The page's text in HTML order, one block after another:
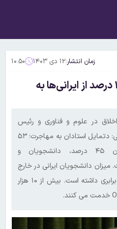
زمان انتشار:۱۲ دی ۱۴۰۳ ۱۰:۵۰
مصطفی معین: فقط ۱۶ درصد از ایرانی‌ها به
در علوم و فناوری و رئیس
همایش مهاجرت نخبگان علمی: دتمایل استادان به مهاجرت؛ ۵۳
درصد، پزشکان و پرستاران ۴۵ درصد، دانشجویان و
۴۰ درصد است. میزان دانشجویان ایرانی در خارج
از ۱۳۷۹ تا ۱۳۷۸ افزایش ۳.۴ برابری داشته است. بیش از ۱۰ هزار